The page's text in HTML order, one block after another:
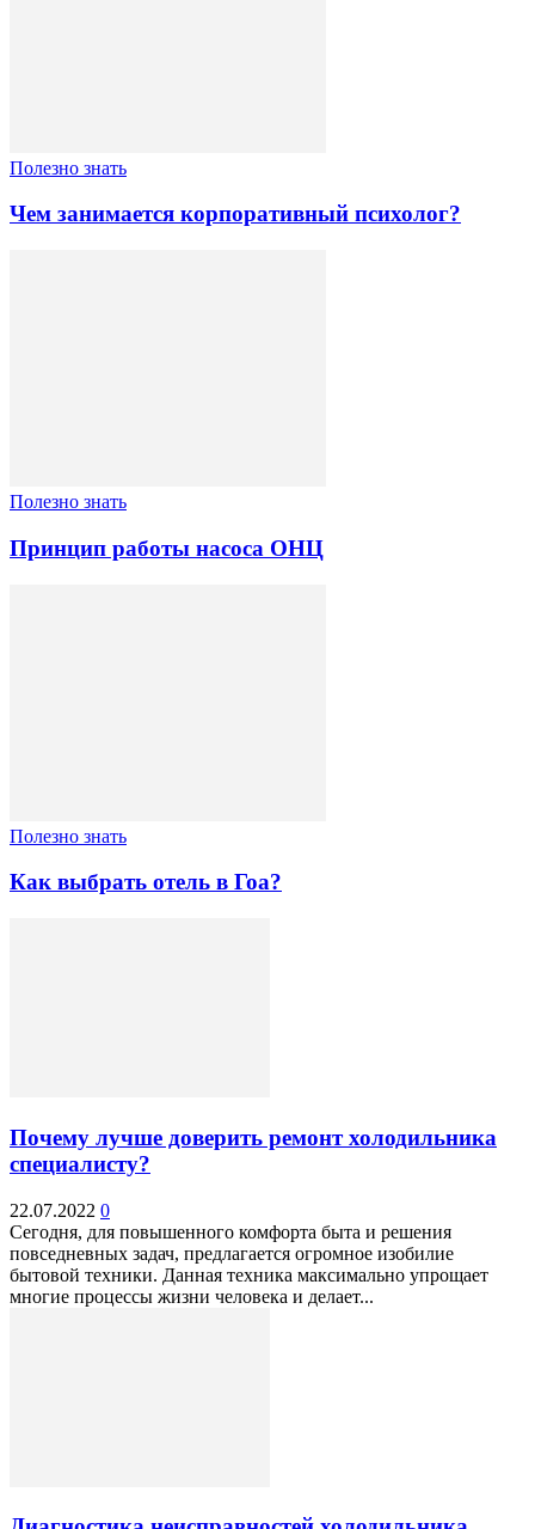
Полезно знать
Чем занимается корпоративный психолог?
Полезно знать
Принцип работы насоса ОНЦ
Полезно знать
Как выбрать отель в Гоа?
Почему лучше доверить ремонт холодильника
специалисту?
22.07.2022 0
Сегодня, для повышенного комфорта быта и решения
повседневных задач, предлагается огромное изобилие
бытовой техники. Данная техника максимально упрощает
многие процессы жизни человека и делает...